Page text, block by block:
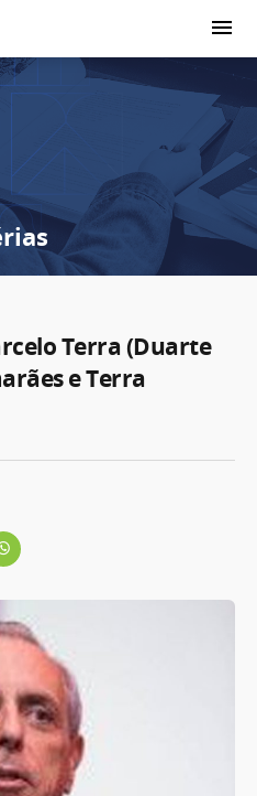
Terra (Duarte
e Terra